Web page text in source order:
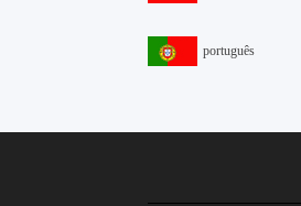
português